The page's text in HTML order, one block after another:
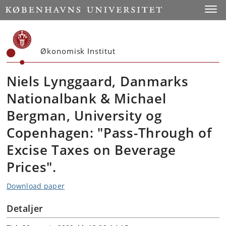
Start
Økonomisk Institut
Niels Lynggaard, Danmarks
Nationalbank & Michael
Bergman, University og
Copenhagen: "Pass-Through of
Excise Taxes on Beverage
Prices".
Download paper
Detaljer